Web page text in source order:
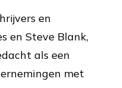
en
en Steve Blank,
als een
met